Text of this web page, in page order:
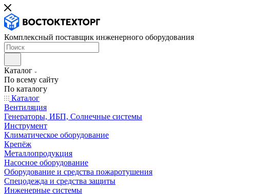
Комплексный поставщик инженерного оборудования
Каталог
По всему сайту
По каталогу
Каталог
Вентиляция
Генераторы, ИБП, Солнечные системы
Инструмент
Климатическое оборудование
Крепёж
Металлопродукция
Насосное оборудование
Оборудование и средства пожаротушения
Спецодежда и средства защиты
Инженерные системы